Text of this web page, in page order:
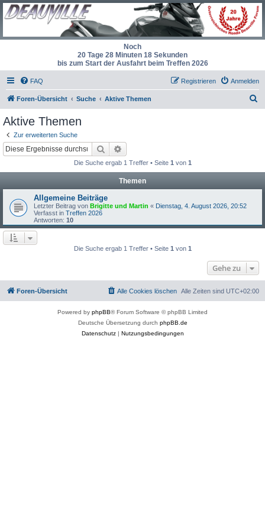
Noch
20 Tage 28 Minuten 18 Sekunden
bis zum Start der Ausfahrt beim Treffen 2026
FAQ Anmelden
Registrieren
Foren-Übersicht Suche Aktive Themen
Aktive Themen
Zur erweiterten Suche
Suche
Die Suche ergab 1 Treffer • Seite 1von 1
Themen
Allgemeine Beiträge
Letzter Beitrag von Brigitte und Martin « Dienstag, 4. August 2026, 20:52
Verfasst in Treffen 2026
Antworten: 10
Die Suche ergab 1 Treffer • Seite 1von 1
Gehe zu
Foren-Übersicht Alle Zeiten sind UTC+02:00
Alle Cookies löschen
Powered by phpBB® Forum Software © phpBB Limited
Deutsche Übersetzung durch phpBB.de
Datenschutz| Nutzungsbedingungen